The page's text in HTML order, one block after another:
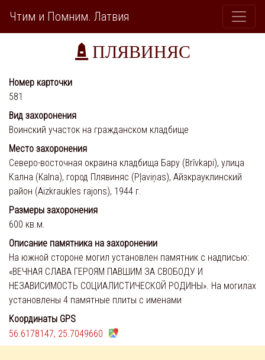
Чтим и Помним. Латвия
ПЛЯВИНЯС
Номер карточки
581
Вид захоронения
Воинский участок на гражданском кладбище
Место захоронения
Северо-восточная окраина кладбища Бару (Brīvkapi), улица
Кална (Kalna), город Плявиняс (Pļaviņas), Айзкрауклинский
район (Aizkraukles rajons), 1944 г.
Размеры захоронения
600 кв.м.
Описание памятника на захоронении
На южной стороне могил установлен памятник с надписью:
«ВЕЧНАЯ СЛАВА ГЕРОЯМ ПАВШИМ ЗА СВОБОДУ И
НЕЗАВИСИМОСТЬ СОЦИАЛИСТИЧЕСКОЙ РОДИНЫ». На могилах
установлены 4 памятные плиты с именами
Координаты GPS
56.6178147, 25.7049660